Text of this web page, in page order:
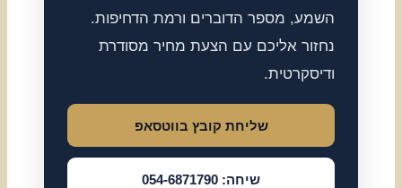
השמע, מספר הדוברים ורמת הדחיפות.
נחזור אליכם עם הצעת מחיר מסודרת
ודיסקרטית.
שליחת קובץ בווטסאפ
שיחה: 054-6871790